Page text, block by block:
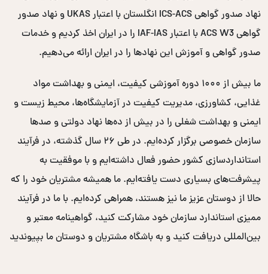
نهاد صدور گواهی ICS-ACS انگلستان با اعتبار UKAS و نهاد صدور
گواهی ACS W3 با اعتبار IAF-IAS را در ایران اخذ کردیم و خدمات
صدور گواهی و آموزش این نهادها را در ایران ارائه می‌دهیم.
ما بیش از ۱۰۰۰ دوره آموزشی کیفیت، ایمنی و بهداشت مواد
غذایی، کشاورزی، مدیریت کیفیت در آزمایشگاه‌ها، محیط زیست و
ایمنی و بهداشت شغلی را در بیش از ده‌ها نهاد دولتی و صدها
سازمان خصوصی برگزار کرده‌ایم. در طی ۲۶ سال گذشته، در فرآیند
استانداردسازی کشور حضور فعال داشته‌ایم و با موفقیت به
پیشرفت‌های بسیاری دست یافته‌ایم. ما همیشه مشتریان خود را که
حالا از دوستان عزیز ما نیز هستند، همراهی کرده‌ایم. با ما در فرآیند
ممیزی استاندارد سازمان خود مشارکت کنید، گواهینامه معتبر و
بین‌المللی دریافت کنید و به باشگاه مشتریان و دوستان ما بپیوندید